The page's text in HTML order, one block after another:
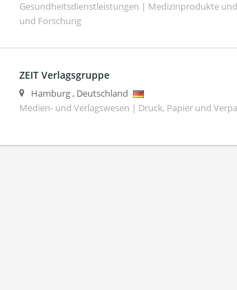
Gesundheitsdienstleistungen | Medizinprodukte
und Forschung
ZEIT Verlagsgruppe
Hamburg, Deutschland
Medien- und Verlagswesen | Druck, Papier und